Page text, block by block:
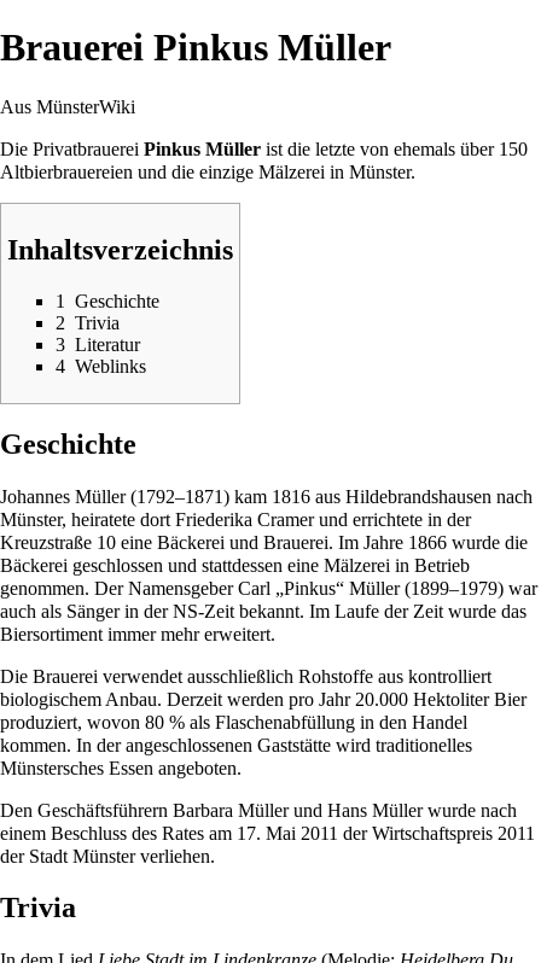
Brauerei Pinkus Müller
Aus MünsterWiki
Die Privatbrauerei Pinkus Müller ist die letzte von ehemals über 150
Altbierbrauereien und die einzige Mälzerei in Münster.
Inhaltsverzeichnis
1
Geschichte
2 Trivia
3 Literatur
4 Weblinks
Geschichte
Johannes Müller (1792–1871) kam 1816 aus Hildebrandshausen nach
Münster, heiratete dort Friederika Cramer und errichtete in der
Kreuzstraße 10 eine Bäckerei und Brauerei. Im Jahre 1866 wurde die
Bäckerei geschlossen und stattdessen eine Mälzerei in Betrieb
genommen. Der Namensgeber Carl „Pinkus“ Müller (1899–1979) war
auch als Sänger in der NS-Zeit bekannt. Im Laufe der Zeit wurde das
Biersortiment immer mehr erweitert.
Die Brauerei verwendet ausschließlich Rohstoffe aus kontrolliert
biologischem Anbau. Derzeit werden pro Jahr 20.000 Hektoliter Bier
produziert, wovon 80 % als Flaschenabfüllung in den Handel
kommen. In der angeschlossenen Gaststätte wird traditionelles
Münstersches Essen angeboten.
Den Geschäftsführern Barbara Müller und Hans Müller wurde nach
einem Beschluss des Rates am 17. Mai 2011 der Wirtschaftspreis 2011
der Stadt Münster verliehen.
Trivia